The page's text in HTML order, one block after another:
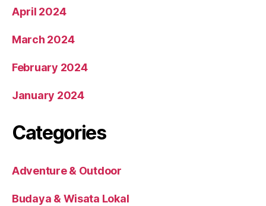
April 2024
March 2024
February 2024
January 2024
Categories
Adventure & Outdoor
Budaya & Wisata Lokal